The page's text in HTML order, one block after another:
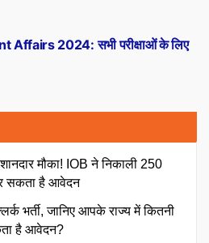
2024: सभी परीक्षाओं के लिए
मौका! IOB ने निकाली 250
सकता है आवेदन
भर्ती, जानिए आपके राज्य में कितनी
है आवेदन?